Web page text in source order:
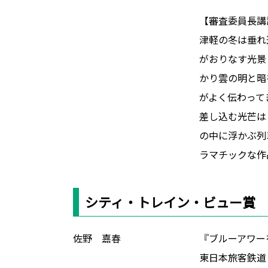
【審査委員長
津軽の冬は垂
がおりなす光
かり雲の明と
がよく伝わっ
差し込む光芒
の中に浮かぶ
ラマチックな
シティ・トレイン・ビュー賞
佐野 嘉春
『ブルーアワ
東日本旅客鉄